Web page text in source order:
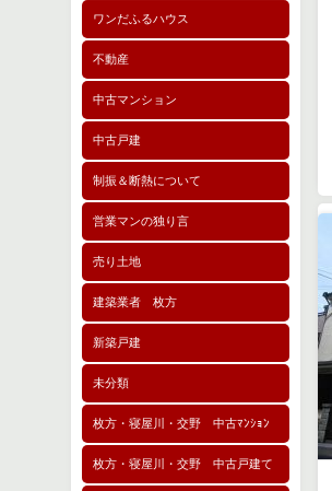
ワンだふるハウス
不動産
中古マンション
中古戸建
制振＆断熱について
営業マンの独り言
売り土地
建築業者 枚方
新築戸建
未分類
枚方・寝屋川・交野 中古ﾏﾝｼｮﾝ
枚方・寝屋川・交野 中古戸建て